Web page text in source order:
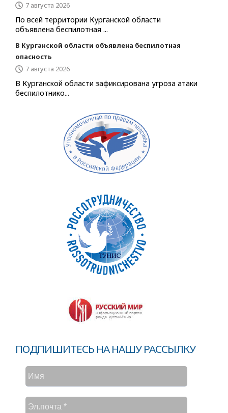
7 августа 2026
По всей территории Курганской области
объявлена беспилотная ...
В Курганской области объявлена беспилотная
опасность
7 августа 2026
В Курганской области зафиксирована угроза атаки
беспилотнико...
ПОДПИШИТЕСЬ НА НАШУ РАССЫЛКУ